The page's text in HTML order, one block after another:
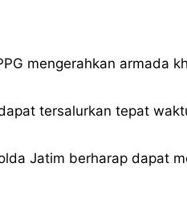
mengerahkan armada
tersalurkan tepat
Jatim berharap dapat